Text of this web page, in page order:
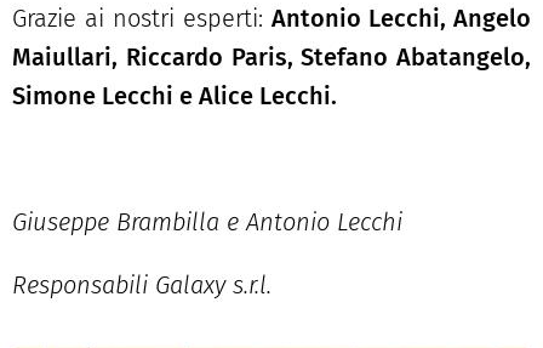
Grazie ai nostri esperti: Antonio Lecchi, Angelo
Maiullari, Riccardo Paris, Stefano Abatangelo,
Simone Lecchi e Alice Lecchi.
Giuseppe Brambilla e Antonio Lecchi
Responsabili Galaxy s.r.l.